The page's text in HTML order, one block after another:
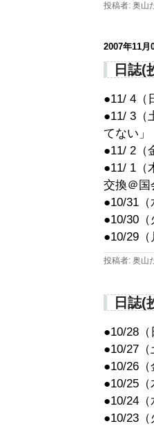
投稿者: 奥山
2007年11月
日誌(
●11/ 4（
●11/ 3（
てない」
●11/ 2（
●11/ 1（
交換＠国
●10/31
●10/30
●10/29
投稿者: 奥山
日誌(
●10/28
●10/27
●10/26
●10/25
●10/24
●10/23